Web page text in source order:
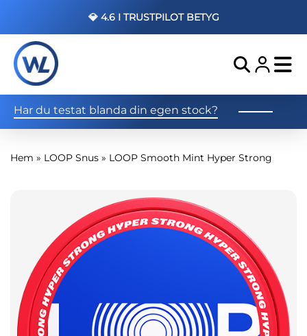
💎 4.6 I TRUSTPILOT BETYG
Har du testat blanda din egen stock?
Hem » LOOP Snus » LOOP Smooth Mint Hyper Strong